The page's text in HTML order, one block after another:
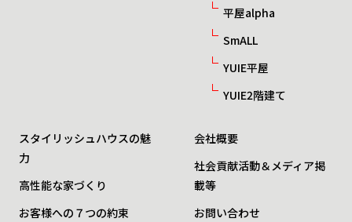
平屋alpha
SmALL
YUIE平屋
YUIE2階建て
スタイリッシュハウスの魅
力
高性能な家づくり
お客様への７つの約束
会社概要
社会貢献活動＆メディア掲
載等
お問い合わせ